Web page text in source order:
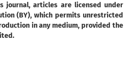
journal, articles are licensed under
(BY), which permits unrestricted
in any medium, provided the